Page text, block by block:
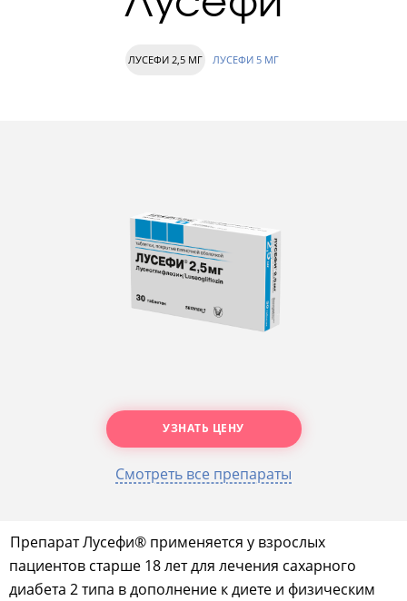
ЛУСЕФИ 2,5 МГ ЛУСЕФИ 5 МГ
УЗНАТЬ ЦЕНУ
Смотреть все препараты
Препарат Лусефи® применяется у взрослых
пациентов старше 18 лет для лечения сахарного
диабета 2 типа в дополнение к диете и физическим